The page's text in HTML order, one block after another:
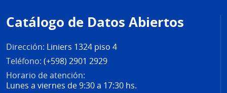
de
página
Catálogo de Datos Abiertos
Dirección: Liniers 1324 piso 4
Teléfono: (+598) 2901 2929
Horario de atención:
Lunes a viernes de 9:30 a 17:30 hs.